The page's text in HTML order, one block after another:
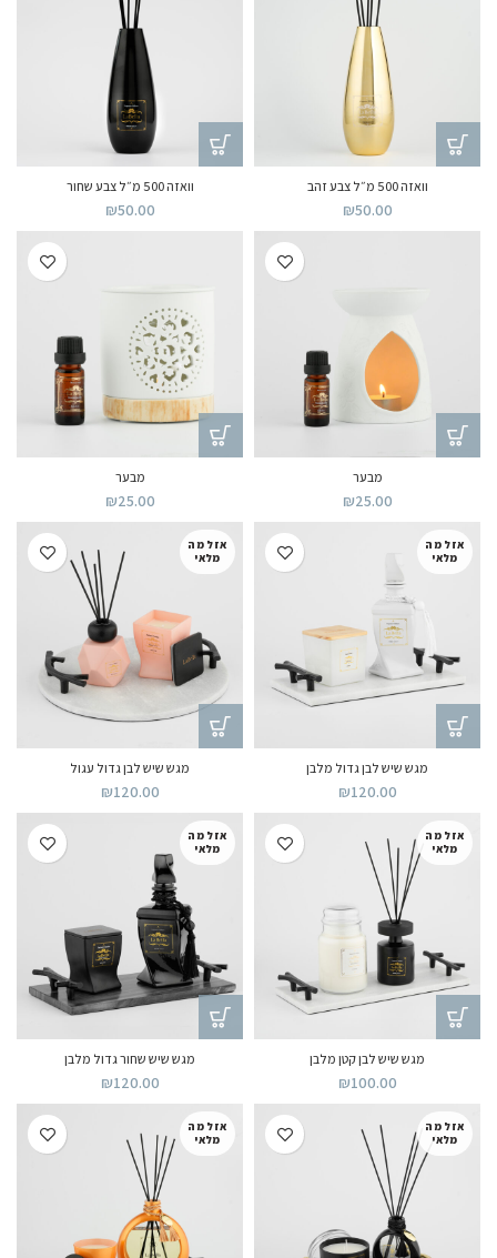
וואזה 500 מ״ל צבע זהב
₪50.00
וואזה 500 מ״ל צבע שחור
₪50.00
מבער
₪25.00
מבער
₪25.00
אזל מה
מלאי
מגש שיש לבן גדול מלבן
₪120.00
אזל מה
מלאי
מגש שיש לבן גדול עגול
₪120.00
אזל מה
מלאי
מגש שיש לבן קטן מלבן
₪100.00
אזל מה
מלאי
מגש שיש שחור גדול מלבן
₪120.00
אזל מה
מלאי
אזל מה
מלאי